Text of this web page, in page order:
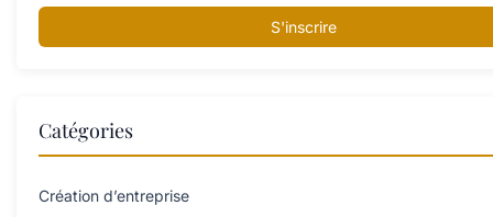
S'inscrire
Catégories
Création d’entreprise